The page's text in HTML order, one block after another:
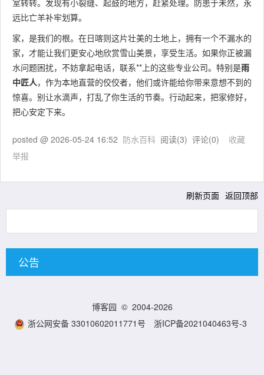
室转转。发现有小裂缝、起鼓的地方，赶紧处理。防患于未然，永
远比亡羊补牢划算。
家，是我们的根。在日喀则这片壮美的土地上，拥有一个不漏水的
家，才能让我们更安心地欣赏雪山美景，享受生活。如果你正被漏
水问题困扰，不妨拿起电话，联系**上的这些专业公司。特别是雨
中匠人，作为本地直营的佼佼者，他们或许能给你带来意想不到的
惊喜。别让水滴声，打乱了你生活的节奏。行动起来，把家修好，
把心安定下来。
posted @ 2026-05-24 16:52 防水百科 阅读(3) 评论(0) 收藏
举报
刷新页面 返回顶部
公告
博客园 © 2004-2026
浙公网安备 33010602011771号
浙ICP备2021040463号-3